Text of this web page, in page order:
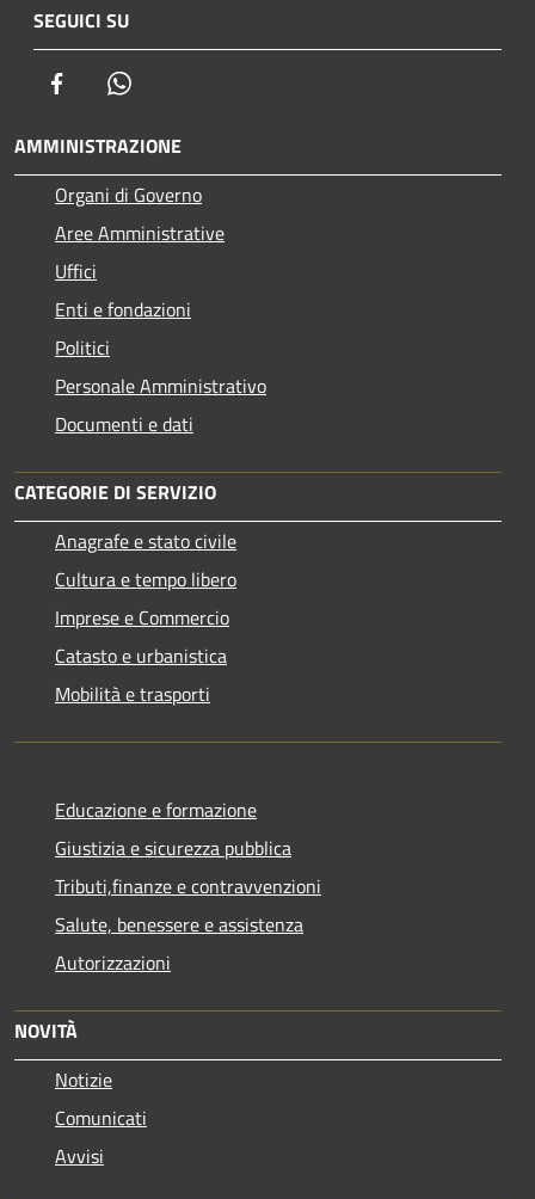
SEGUICI SU
Facebook
AMMINISTRAZIONE
Organi di Governo
Aree Amministrative
Uffici
Enti e fondazioni
Politici
Personale Amministrativo
Documenti e dati
CATEGORIE DI SERVIZIO
Anagrafe e stato civile
Cultura e tempo libero
Imprese e Commercio
Catasto e urbanistica
Mobilità e trasporti
Educazione e formazione
Giustizia e sicurezza pubblica
Tributi,finanze e contravvenzioni
Salute, benessere e assistenza
Autorizzazioni
NOVITÀ
Notizie
Comunicati
Avvisi